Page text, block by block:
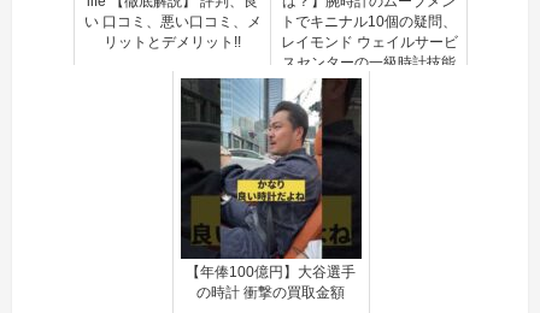
い 口コミ、悪い口コミ、メ
リットとデメリット!!
トでキニナル10個の疑問、
レイモンド ウェイルサービ
スセンターの一級時計技能
士に聞いてみた！
【年俸100億円】大谷選手
の時計 衝撃の買取金額